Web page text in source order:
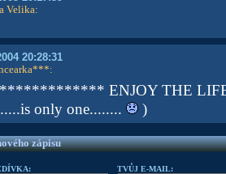
Velika:
20:28:31
:
ENJOY THE
only one........
)
zápisu
TVŮJ E-MAIL: